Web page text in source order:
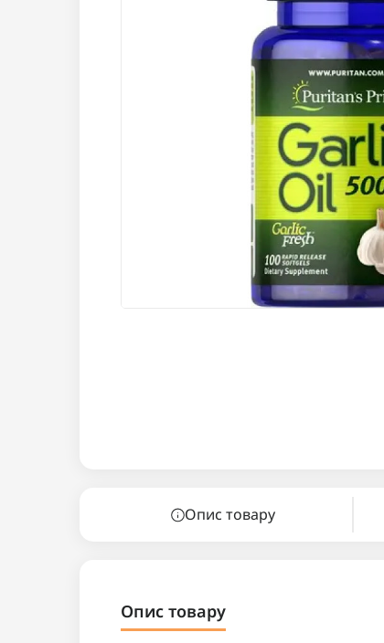
Опис товару
Опис товару